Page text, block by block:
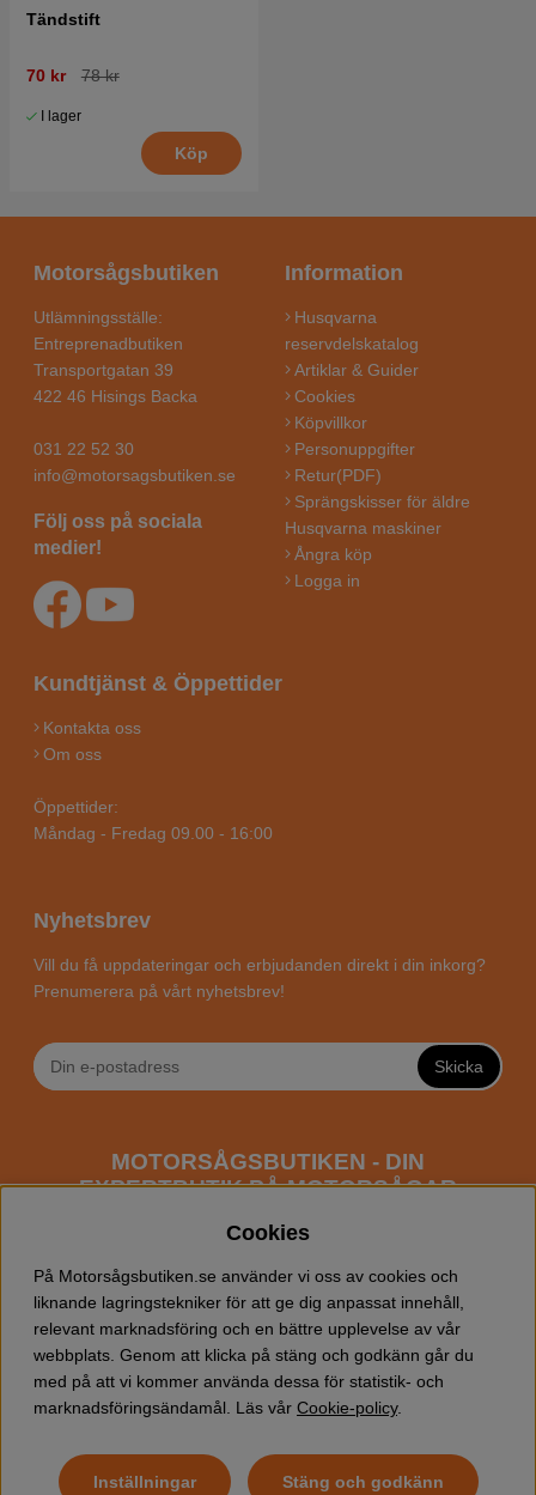
Tändstift
70 kr 78 kr
I lager
Köp
Motorsågsbutiken
Utlämningsställe:
Entreprenadbutiken
Transportgatan 39
422 46 Hisings Backa
031 22 52 30
info@motorsagsbutiken.se
Följ oss på sociala
medier!
Information
Husqvarna
reservdelskatalog
Artiklar & Guider
Cookies
Köpvillkor
Personuppgifter
Retur(PDF)
Sprängskisser för äldre
Husqvarna maskiner
Ångra köp
Logga in
Kundtjänst & Öppettider
Kontakta oss
Om oss
Öppettider:
Måndag - Fredag 09.00 - 16:00
Nyhetsbrev
Vill du få uppdateringar och erbjudanden direkt i din inkorg?
Prenumerera på vårt nyhetsbrev!
Skicka
MOTORSÅGSBUTIKEN - DIN
EXPERTBUTIK PÅ MOTORSÅGAR
fokus mot entusiaster och professionella användare av
motorsågar. Vi erbjuder ett brett sortiment av
Husqvarna motorsågarsamt alla tänkbaratillbehör
du kan behöva vid trädfällning, gallring och allmän
skogsskötsel. Välkommen att handla din Husqvarna
motorsåg och tillbehör online hos oss!
Cookies
På Motorsågsbutiken.se använder vi oss av cookies och
liknande lagringstekniker för att ge dig anpassat innehåll,
relevant marknadsföring och en bättre upplevelse av vår
webbplats. Genom att klicka på stäng och godkänn går du
med på att vi kommer använda dessa för statistik- och
marknadsföringsändamål. Läs vår Cookie-policy.
Inställningar Stäng och godkänn